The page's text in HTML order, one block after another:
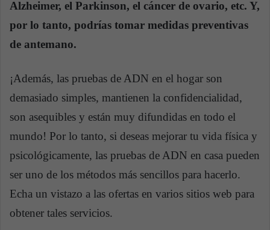
Alzheimer, el Parkinson, el cáncer de ovario, etc. Y,
por lo tanto, podrías tomar medidas preventivas
de antemano.
¡Además, las pruebas de ADN en el hogar son
demasiado simples, mantienen la confidencialidad,
son asequibles y están muy difundidas en todo el
mundo! Por lo tanto, si deseas mejorar tu vida física y
psicológicamente, las pruebas de ADN en casa pueden
ser uno de los métodos más sencillos para hacerlo.
Echa un vistazo a las ofertas en varios sitios web para
obtener tales servicios.